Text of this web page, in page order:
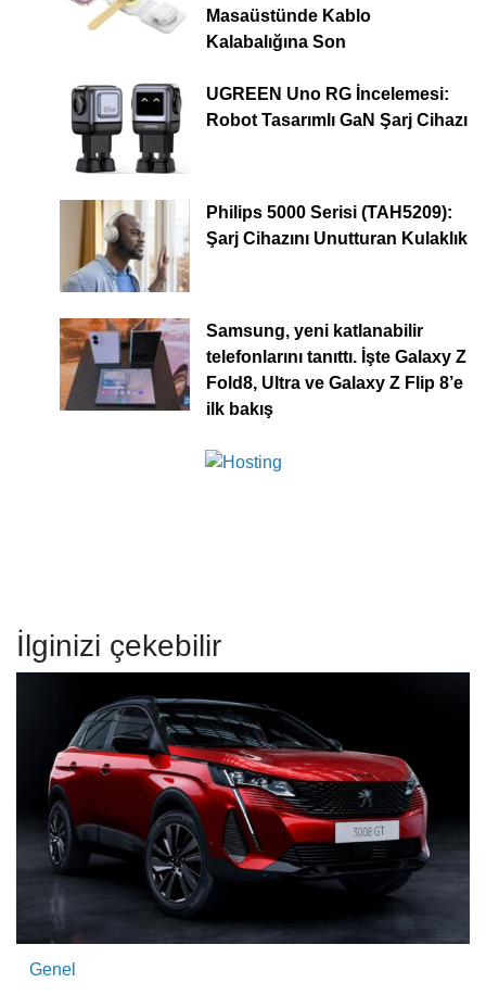
Masaüstünde Kablo
Kalabalığına Son
UGREEN Uno RG İncelemesi:
Robot Tasarımlı GaN Şarj Cihazı
Philips 5000 Serisi (TAH5209):
Şarj Cihazını Unutturan Kulaklık
Samsung, yeni katlanabilir
telefonlarını tanıttı. İşte Galaxy Z
Fold8, Ultra ve Galaxy Z Flip 8’e
ilk bakış
İlginizi çekebilir
Genel